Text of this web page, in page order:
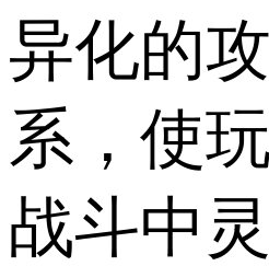
异化的
系，使
战斗中